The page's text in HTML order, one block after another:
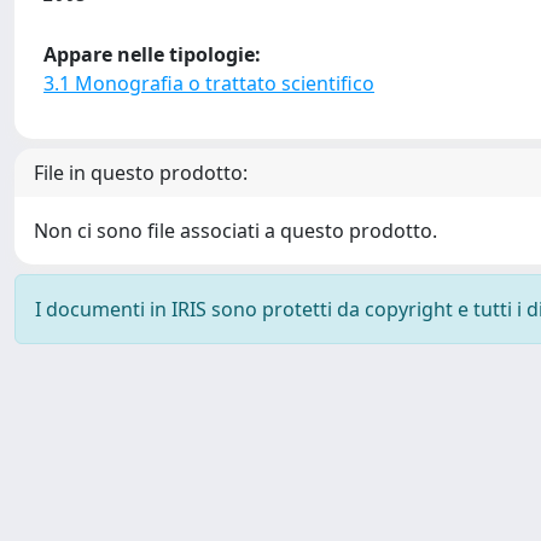
Appare nelle tipologie:
3.1 Monografia o trattato scientifico
File in questo prodotto:
Non ci sono file associati a questo prodotto.
I documenti in IRIS sono protetti da copyright e tutti i